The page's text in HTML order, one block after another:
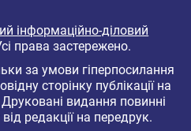
інформаційно-діловий
права застережено.
за умови гіперпосилання
сторінку публікації на
Друковані видання повинні
редакції на передрук.